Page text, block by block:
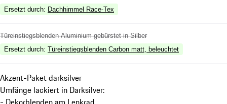
Ersetzt durch: Dachhimmel Race-Tex
Türeinstiegsblenden Aluminium gebürstet in Silber
Ersetzt durch: Türeinstiegsblenden Carbon matt, beleuchtet
Akzent-Paket darksilver
Umfänge lackiert in Darksilver: